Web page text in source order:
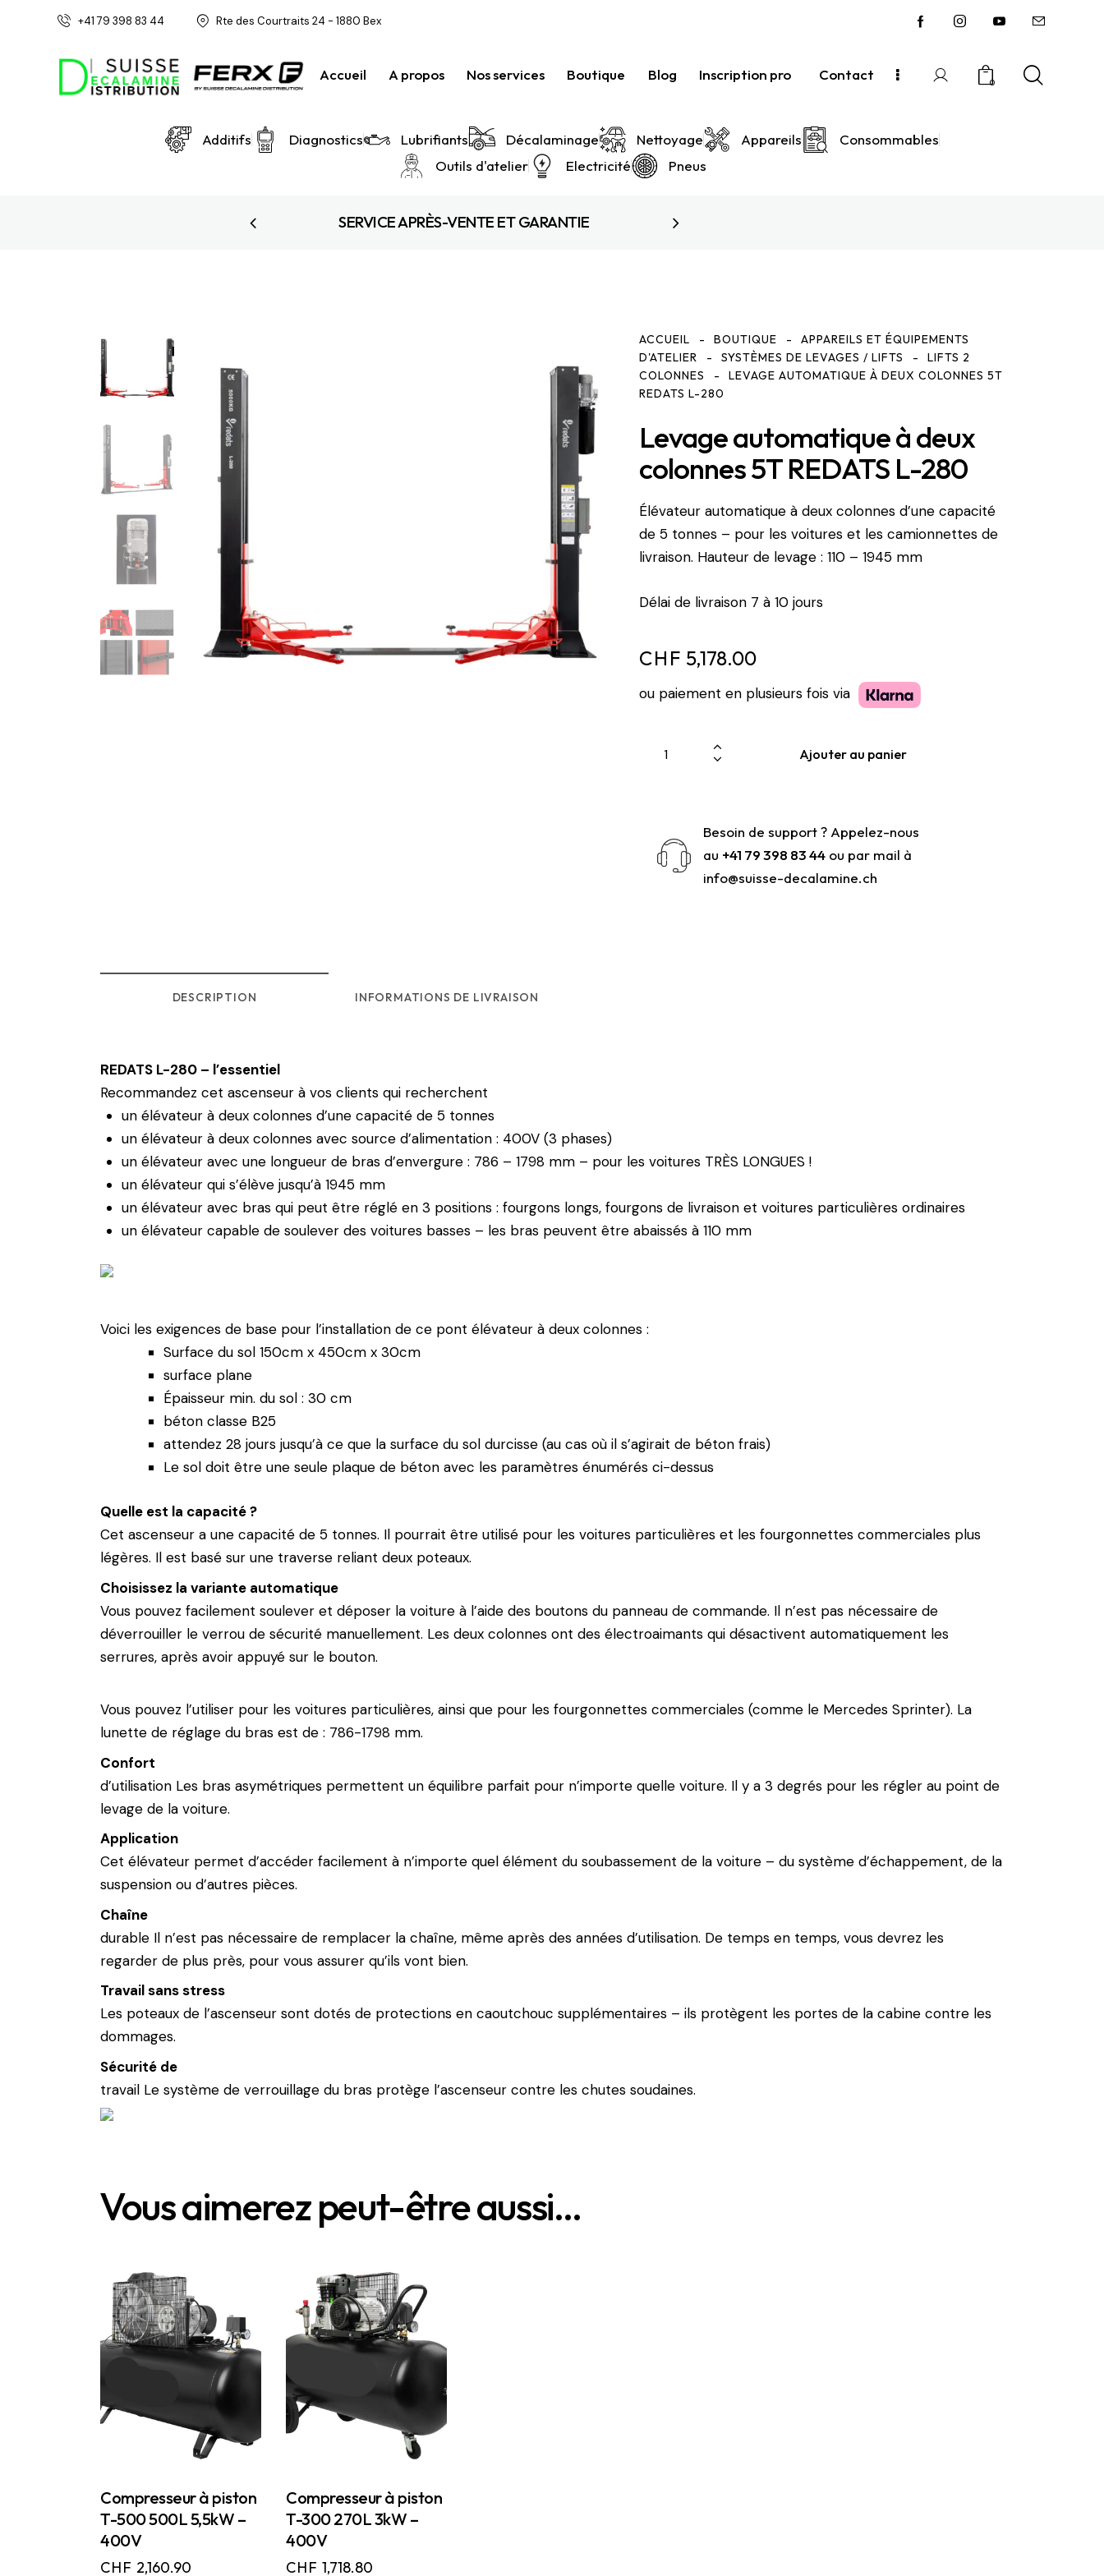
+41 79 398 83 44 Rte des Courtraits 24 - 1880 Bex
Accueil A propos Nos services Boutique Blog Inscription pro Contact 0
Additifs Diagnostics Lubrifiants Décalaminage Nettoyage Appareils
Consommables
Outils d'atelier
Electricité Pneus
SERVICE APRÈS-VENTE ET GARANTIE
ACCUEIL BOUTIQUE
APPAREILS ET ÉQUIPEMENTS
D'ATELIER
SYSTÈMES DE LEVAGES / LIFTS
LIFTS 2
COLONNES
LEVAGE AUTOMATIQUE À DEUX COLONNES 5T
REDATS L-280
Levage automatique à deux
colonnes 5T REDATS L-280
Élévateur automatique à deux colonnes d’une capacité
de 5 tonnes – pour les voitures et les camionnettes de
livraison. Hauteur de levage : 110 – 1945 mm
Délai de livraison 7 à 10 jours
CHF 5,178.00
ou paiement en plusieurs fois via
Ajouter au panier
Besoin de support ? Appelez-nous
au +41 79 398 83 44 ou par mail à
info@suisse-decalamine.ch
DESCRIPTION INFORMATIONS DE LIVRAISON
REDATS L-280 – l’essentiel
Recommandez cet ascenseur à vos clients qui recherchent
un élévateur à deux colonnes d’une capacité de 5 tonnes
un élévateur à deux colonnes avec source d’alimentation : 400V (3 phases)
un élévateur avec une longueur de bras d’envergure : 786 – 1798 mm – pour les voitures TRÈS LONGUES !
un élévateur qui s’élève jusqu’à 1945 mm
un élévateur avec bras qui peut être réglé en 3 positions : fourgons longs, fourgons de livraison et voitures particulières ordinaires
un élévateur capable de soulever des voitures basses – les bras peuvent être abaissés à 110 mm
Voici les exigences de base pour l’installation de ce pont élévateur à deux colonnes :
Surface du sol 150cm x 450cm x 30cm
surface plane
Épaisseur min. du sol : 30 cm
béton classe B25
attendez 28 jours jusqu’à ce que la surface du sol durcisse (au cas où il s’agirait de béton frais)
Le sol doit être une seule plaque de béton avec les paramètres énumérés ci-dessus
Quelle est la capacité ?
Cet ascenseur a une capacité de 5 tonnes. Il pourrait être utilisé pour les voitures particulières et les fourgonnettes commerciales plus
légères. Il est basé sur une traverse reliant deux poteaux.
Choisissez la variante automatique
Vous pouvez facilement soulever et déposer la voiture à l’aide des boutons du panneau de commande. Il n’est pas nécessaire de
déverrouiller le verrou de sécurité manuellement. Les deux colonnes ont des électroaimants qui désactivent automatiquement les
serrures, après avoir appuyé sur le bouton.
Vous pouvez l’utiliser pour les voitures particulières, ainsi que pour les fourgonnettes commerciales (comme le Mercedes Sprinter). La
lunette de réglage du bras est de : 786-1798 mm.
Confort
d’utilisation Les bras asymétriques permettent un équilibre parfait pour n’importe quelle voiture. Il y a 3 degrés pour les régler au point de
levage de la voiture.
Application
Cet élévateur permet d’accéder facilement à n’importe quel élément du soubassement de la voiture – du système d’échappement, de la
suspension ou d’autres pièces.
Chaîne
durable Il n’est pas nécessaire de remplacer la chaîne, même après des années d’utilisation. De temps en temps, vous devrez les
regarder de plus près, pour vous assurer qu’ils vont bien.
Travail sans stress
Les poteaux de l’ascenseur sont dotés de protections en caoutchouc supplémentaires – ils protègent les portes de la cabine contre les
dommages.
Sécurité de
travail Le système de verrouillage du bras protège l’ascenseur contre les chutes soudaines.
Vous aimerez peut-être aussi…
Compresseur à piston
T-500 500L 5,5kW –
400V
CHF 2,160.90
Compresseur à piston
T-300 270L 3kW –
400V
CHF 1,718.80